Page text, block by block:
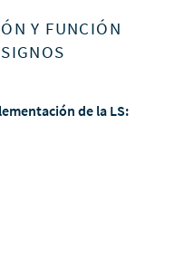
Y FUNCIÓN
de la LS: